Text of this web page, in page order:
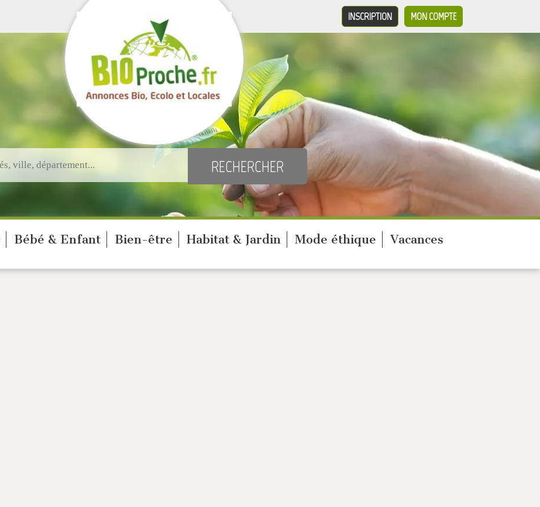
MON COMPTE
INSCRIPTION
Bébé & Enfant Bien-être Habitat & Jardin Mode éthique Vacances